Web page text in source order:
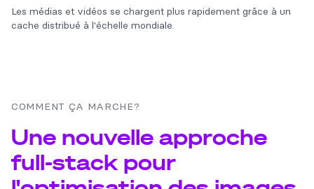
Les médias et vidéos se chargent plus rapidement grâce à un
cache distribué à l'échelle mondiale.
COMMENT ÇA MARCHE?
Une nouvelle approche
full-stack pour